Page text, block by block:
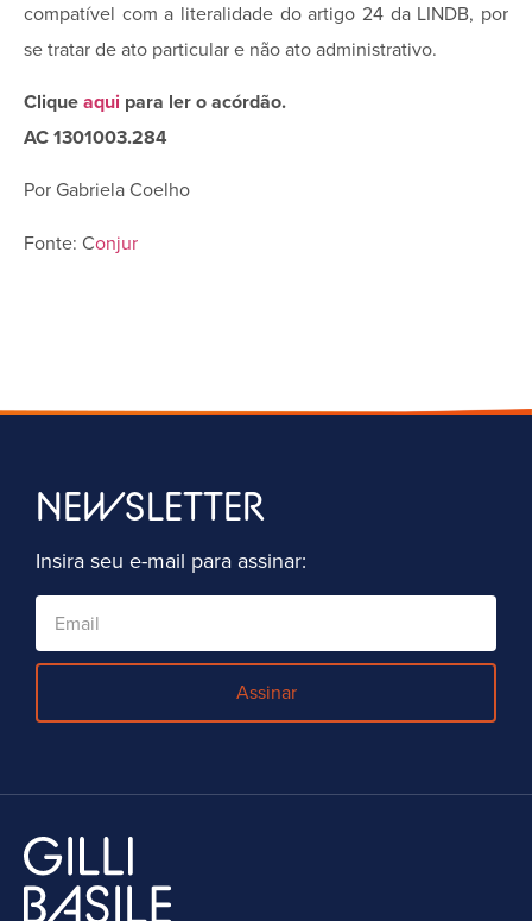
compatível com a literalidade do artigo 24 da LINDB, por
se tratar de ato particular e não ato administrativo.
Clique aqui para ler o acórdão.
AC 1301­003.284
Por Gabriela Coelho
Fonte: Conjur
NEWSLETTER
Insira seu e-mail para assinar:
Assinar